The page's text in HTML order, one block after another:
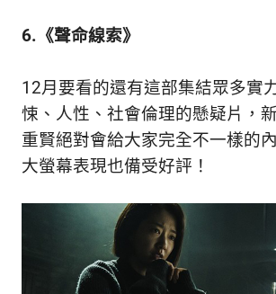
6.《聲命線索》
12月要看的還有這部集結眾多實
悚、人性、社會倫理的懸疑片，
重賢絕對會給大家完全不一樣的
大螢幕表現也備受好評！